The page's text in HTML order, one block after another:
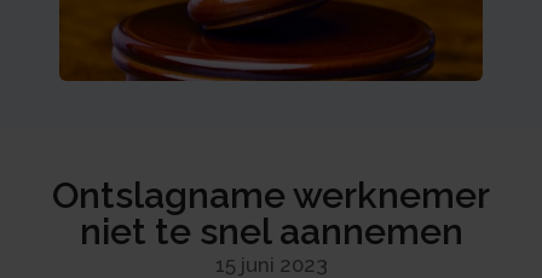
Ontslagname werknemer
niet te snel aannemen
15 juni 2023